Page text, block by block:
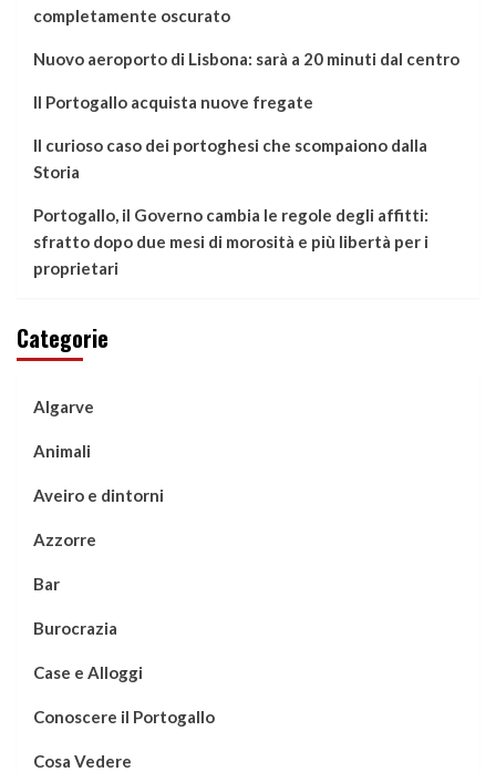
completamente oscurato
Nuovo aeroporto di Lisbona: sarà a 20 minuti dal centro
Il Portogallo acquista nuove fregate
Il curioso caso dei portoghesi che scompaiono dalla
Storia
Portogallo, il Governo cambia le regole degli affitti:
sfratto dopo due mesi di morosità e più libertà per i
proprietari
Categorie
Algarve
Animali
Aveiro e dintorni
Azzorre
Bar
Burocrazia
Case e Alloggi
Conoscere il Portogallo
Cosa Vedere